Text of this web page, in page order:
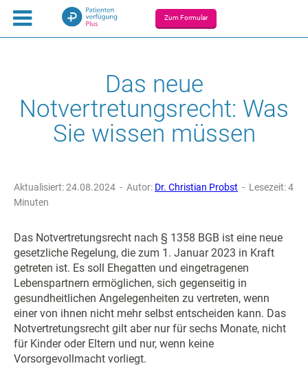
Zum Formular
Das neue
Notvertretungsrecht: Was
Sie wissen müssen
Aktualisiert: 24.08.2024 - Autor: Dr. Christian Probst - Lesezeit: 4
Minuten
Das Notvertretungsrecht nach § 1358 BGB ist eine neue
gesetzliche Regelung, die zum 1. Januar 2023 in Kraft
getreten ist. Es soll Ehegatten und eingetragenen
Lebenspartnern ermöglichen, sich gegenseitig in
gesundheitlichen Angelegenheiten zu vertreten, wenn
einer von ihnen nicht mehr selbst entscheiden kann. Das
Notvertretungsrecht gilt aber nur für sechs Monate, nicht
für Kinder oder Eltern und nur, wenn keine
Vorsorgevollmacht vorliegt.